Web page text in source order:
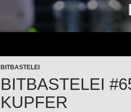
BITBASTELEI
BITBASTELEI
KUPFER